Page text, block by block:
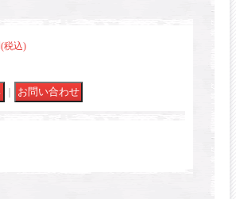
(税込)